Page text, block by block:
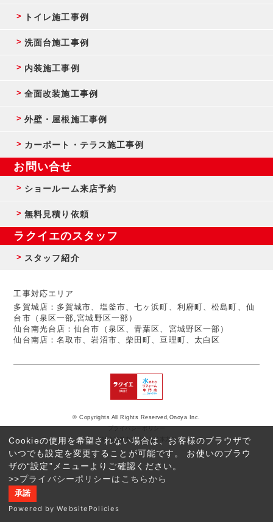
Cookieの使用を希望されない場合は、お客様のブラウザで
いつでも設定を変更することが可能です。 お使いのブラウ
ザの“設定”メニューよりご確認ください。
>>プライバシーポリシーはこちらから
承諾
Powered by WebsitePolicies
反社会的勢力に対する基本方針
© Copyrights All Rights Reserved,Onoya Inc.
トイレ施工事例
洗面台施工事例
内装施工事例
全面改装施工事例
外壁・屋根施工事例
カーポート・テラス施工事例
お問い合せ
ショールーム来店予約
無料見積り依頼
ラクイエのスタッフ
スタッフ紹介
工事対応エリア
多賀城店：多賀城市、塩釜市、七ヶ浜町、利府町、松島町、仙
台市（泉区一部,宮城野区一部）
仙台南光台店：仙台市（泉区、青葉区、宮城野区一部）
仙台南店：名取市、岩沼市、柴田町、亘理町、太白区